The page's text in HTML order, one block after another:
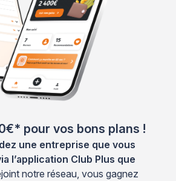
pour vos bons plans !
une entreprise que vous
l’application Club Plus que
notre réseau, vous gagnez